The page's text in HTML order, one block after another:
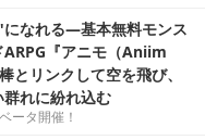
なれる―基本無料モンス
『アニモ（Aniim
とリンクして空を飛び、
れに紛れ込む
ータ開催！